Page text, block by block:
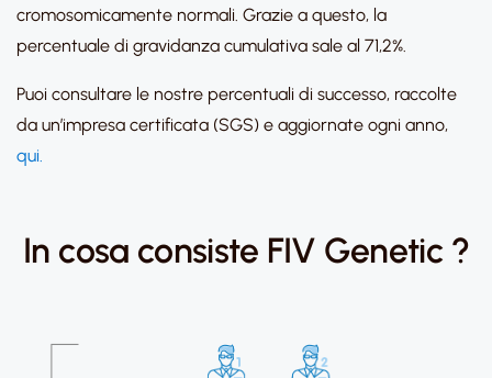
cromosomicamente normali. Grazie a questo, la
percentuale di gravidanza cumulativa sale al 71,2%.
Puoi consultare le nostre percentuali di successo, raccolte
da un’impresa certificata (SGS) e aggiornate ogni anno,
qui.
In cosa consiste FIV Genetic ?